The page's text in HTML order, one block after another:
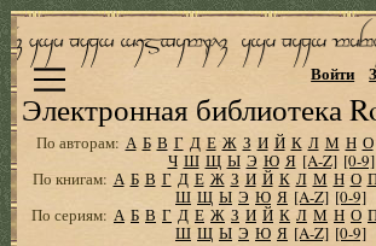
Электронная библиотека
Войти
По авторам: А Б В Г Д Е Ж З И Й К Л М Н О
Ч Ш Щ Ы Э Ю Я [A-Z] [0-9]
По книгам: А Б В Г Д Е Ж З И Й К Л М Н О
Ш Щ Ы Э Ю Я [A-Z] [0-9]
По сериям: А Б В Г Д Е Ж З И Й К Л М Н О
Ш Щ Ы Э Ю Я [A-Z] [0-9]